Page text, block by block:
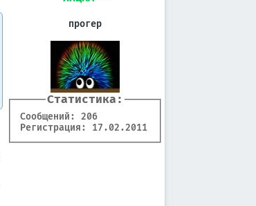
прогер
Статистика:
Сообщений: 206
Регистрация: 17.02.2011